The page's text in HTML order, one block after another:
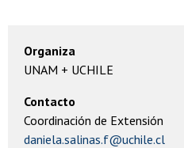
Organiza
UNAM + UCHILE
Contacto
Coordinación de Extensión
daniela.salinas.f@uchile.cl